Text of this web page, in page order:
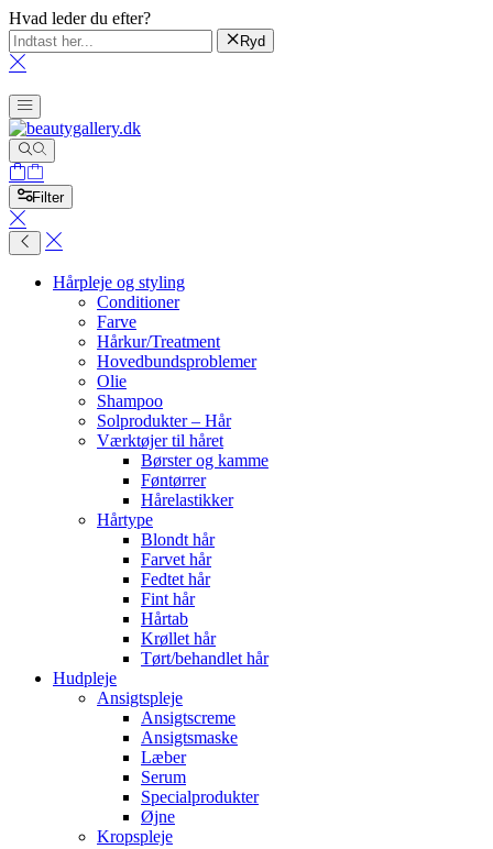
Hvad leder du efter?
Ryd
Filter
Hårpleje og styling
Conditioner
Farve
Hårkur/Treatment
Hovedbundsproblemer
Olie
Shampoo
Solprodukter – Hår
Værktøjer til håret
Børster og kamme
Føntørrer
Hårelastikker
Hårtype
Blondt hår
Farvet hår
Fedtet hår
Fint hår
Hårtab
Krøllet hår
Tørt/behandlet hår
Hudpleje
Ansigtspleje
Ansigtscreme
Ansigtsmaske
Læber
Serum
Specialprodukter
Øjne
Kropspleje